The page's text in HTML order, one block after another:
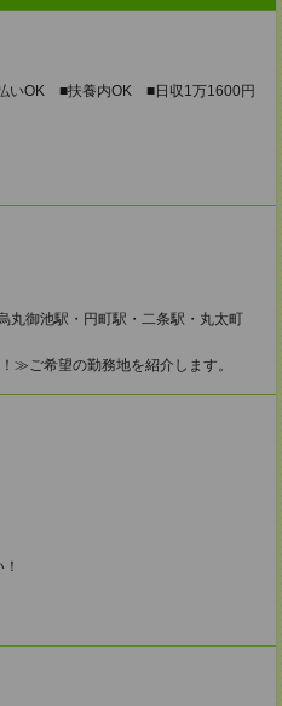
いOK ■扶養内OK ■日収1万1600円
丸御池駅・円町駅・二条駅・丸太町
≫ご希望の勤務地を紹介します。